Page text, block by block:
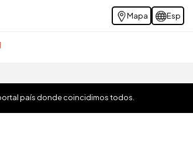
Mapa Esp
país donde coincidimos todos.